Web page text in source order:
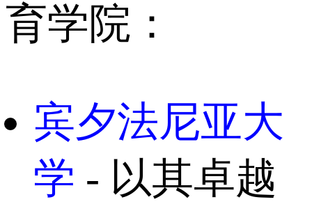
育学院：
宾夕法尼亚大
学 - 以其卓越